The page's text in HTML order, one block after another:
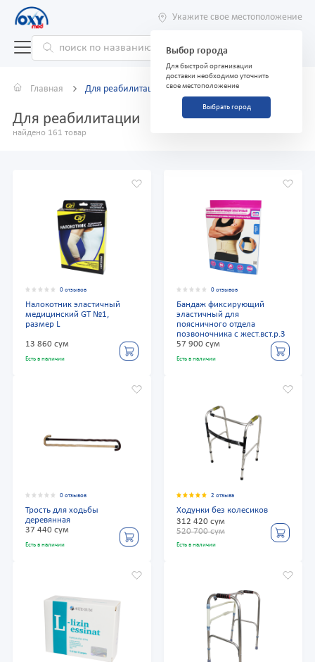
Укажите свое местоположение
Выбор города
Для быстрой организации
доставки необходимо уточнить
свое местоположение
Выбрать город
Главная Для реабилитации
Для реабилитации
найдено 161 товар
0 отзывов
Налокотник эластичный
медицинский GT №1,
размер L
13 860 сум
Есть в наличии
0 отзывов
Бандаж фиксирующий
эластичный для
поясничного отдела
позвоночника с жест.вст.р.3
57 900 сум
Есть в наличии
0 отзывов
Трость для ходьбы
деревянная
37 440 сум
Есть в наличии
2 отзыва
Ходунки без колесиков
312 420 сум
520 700 сум
Есть в наличии